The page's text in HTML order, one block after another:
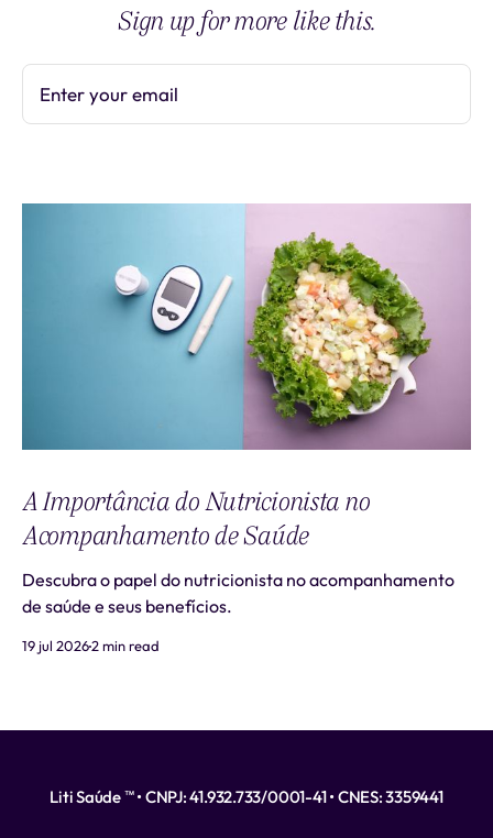
Sign up for more like this.
Enter your email
A Importância do Nutricionista no
Acompanhamento de Saúde
Descubra o papel do nutricionista no acompanhamento
de saúde e seus benefícios.
19 jul 20262 min read
Liti Saúde ™ • CNPJ: 41.932.733/0001-41 • CNES: 3359441